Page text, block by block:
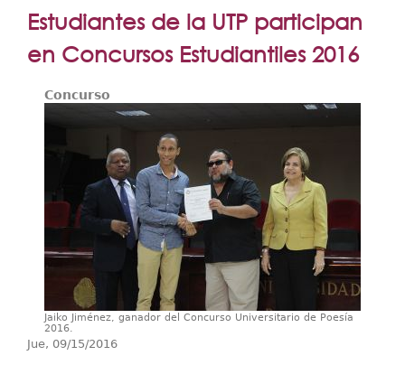
Principal
Departamentos
Oferta Académica
Investigación+D+i
Servicios
estáEstudiantes de la UTP participan
en Concursos Estudiantiles 2016
Concurso
Jaiko Jiménez, ganador del Concurso Universitario de Poesía
2016.
Jue, 09/15/2016